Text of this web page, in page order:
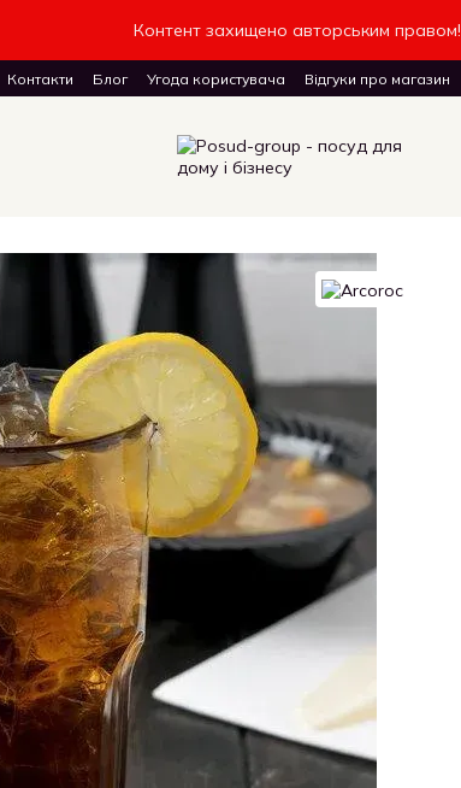
Контент захищено авторським правом!
Контакти Блог Угода користувача Відгуки про магазин
доставку товарів